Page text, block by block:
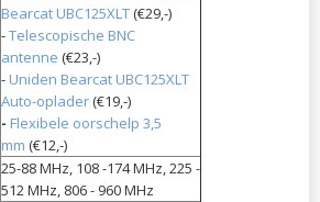
Bearcat UBC125XLT(€29,-)
-Telescopische BNC
antenne (€23,-)
- Uniden Bearcat UBC125XLT
Auto-oplader(€19,-)
- Flexibele oorschelp 3,5
mm (€12,-)
25-88 MHz, 108 -174 MHz, 225 -
512 MHz, 806 - 960 MHz